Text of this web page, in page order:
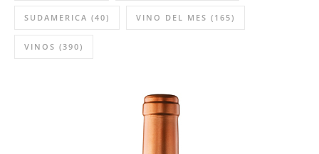
SUDAMERICA (40) VINO DEL MES (165)
VINOS (390)